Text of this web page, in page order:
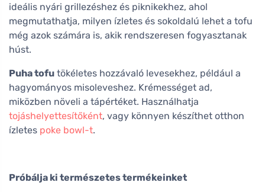
ideális nyári grillezéshez és piknikekhez, ahol
megmutathatja, milyen ízletes és sokoldalú lehet a tofu
még azok számára is, akik rendszeresen fogyasztanak
húst.
Puha tofu tökéletes hozzávaló levesekhez, például a
hagyományos misoleveshez. Krémességet ad,
miközben növeli a tápértéket. Használhatja
tojáshelyettesítőként, vagy könnyen készíthet otthon
ízletes poke bowl-t.
Próbálja ki természetes termékeinket